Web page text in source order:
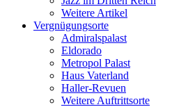
Weitere Artikel
Vergnügungsorte
Admiralspalast
Eldorado
Metropol Palast
Haus Vaterland
Haller-Revuen
Weitere Auftrittsorte